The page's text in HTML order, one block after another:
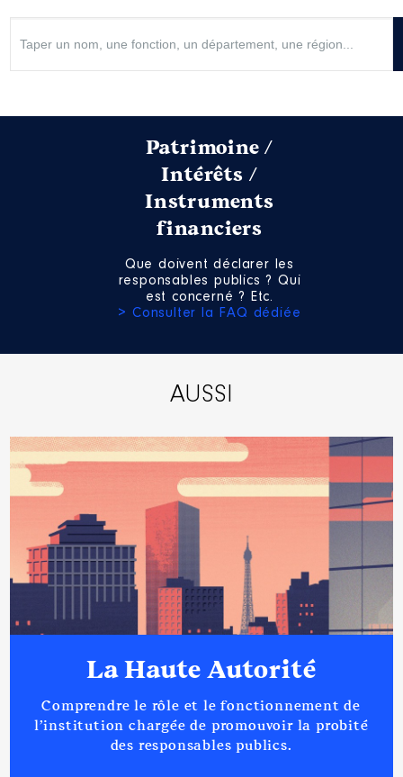
Patrimoine /
Intérêts /
Instruments
financiers
Que doivent déclarer les
responsables publics ? Qui
est concerné ? Etc.
> Consulter la FAQ dédiée
AUSSI
La Haute Autorité
Comprendre le rôle et le fonctionnement de
l’institution chargée de promouvoir la probité
des responsables publics.